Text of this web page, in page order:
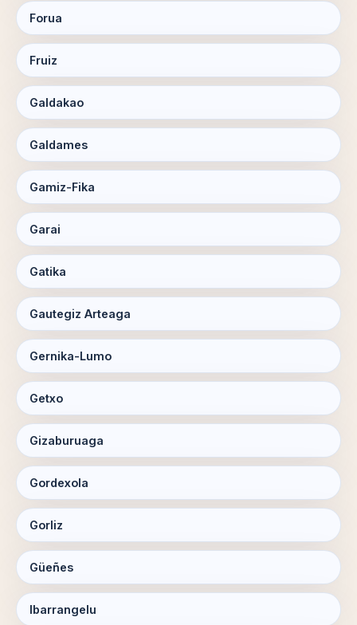
Forua
Fruiz
Galdakao
Galdames
Gamiz-Fika
Garai
Gatika
Gautegiz Arteaga
Gernika-Lumo
Getxo
Gizaburuaga
Gordexola
Gorliz
Güeñes
Ibarrangelu